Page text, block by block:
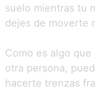
suelo mientras tu
dejes de moverte
Como es algo
otra persona,
hacerte trenzas